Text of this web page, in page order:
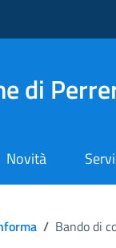
di
Novità
/ Bando di